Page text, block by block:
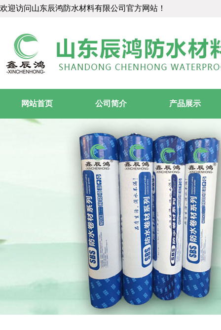
欢迎访问山东辰鸿防水材料有限公司官方网站！
网站首页 公司简介 产品展示